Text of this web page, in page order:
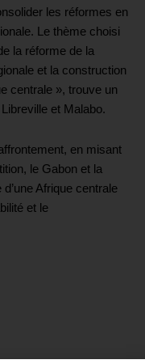
les réformes en
Le thème choisi
la réforme de la
et la construction
centrale », trouve un
et Malabo.
en misant
le Gabon et la
Afrique centrale
et le